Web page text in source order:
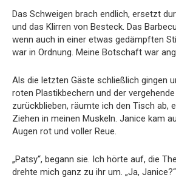
Das Schweigen brach endlich, ersetzt
und das Klirren von Besteck. Das
wenn auch in einer etwas gedämpften
war in Ordnung. Meine Botschaft war
Als die letzten Gäste schließlich gingen
roten Plastikbechern und der
zurückblieben, räumte ich den Tisch ab,
Ziehen in meinen Muskeln. Janice kam
Augen rot und voller Reue.
„Patsy“, begann sie. Ich hörte auf, die
drehte mich ganz zu ihr um. „Ja, Janice?“